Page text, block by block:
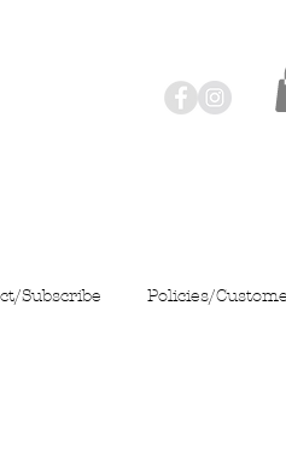
Subscribe Policies/